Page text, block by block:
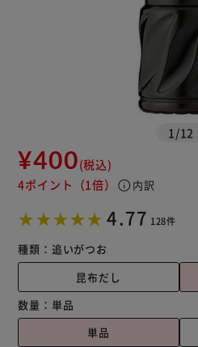
1 /12
¥400(税込)
4ポイント （1倍） info 内訳
4.77 128件
種類： 追いがつお
昆布だし
数量： 単品
単品